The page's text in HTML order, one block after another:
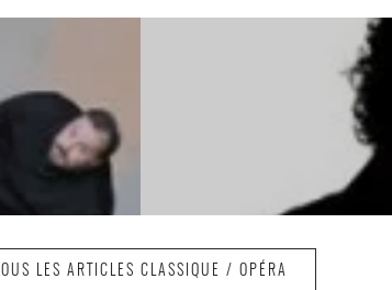
TOUS LES ARTICLES CLASSIQUE / OPÉRA